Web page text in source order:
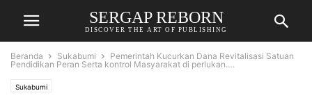
SERGAP REBORN
DISCOVER THE ART OF PUBLISHING
Beranda Sukabumi
Pemerintah Kucurkan Dana Revitalisasi Satuan
Pendidikan Peran Serta kontrol Masyarakat di perlukan….
Sukabumi